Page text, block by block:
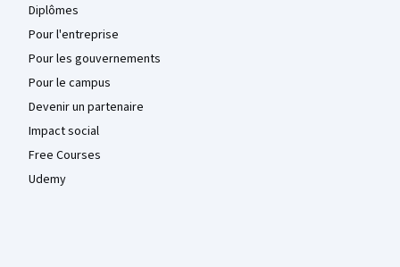
Diplômes
Pour l'entreprise
Pour les gouvernements
Pour le campus
Devenir un partenaire
Impact social
Free Courses
Udemy